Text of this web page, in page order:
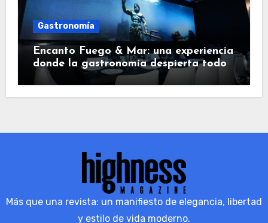
Gastronomía
Encanto Fuego & Mar: una experiencia
donde la gastronomía despierta todos
los sentidos
Más que una revista: un manifiesto de elegancia, libertad
y estilo de vida moderno.